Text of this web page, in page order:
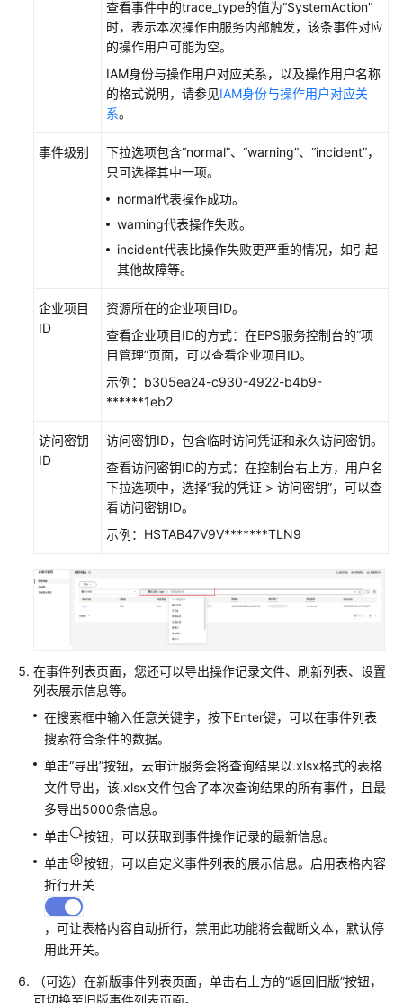
AOM
事
云
移
AOM
1.0
至
AOM
2.0
最
实
践
（1.0）
常
见
问
（1.0）
视
查看事件中的trace_type的值为“SystemAction”
时，表示本次操作由服务内部触发，该条事件对应
的操作用户可能为空。
IAM身份与操作用户对应关系，以及操作用户名称
的格式说明，请参见IAM身份与操作用户对应关
系。
事件级别
下拉选项包含“normal”、“warning”、“incident”，
只可选择其中一项。
normal代表操作成功。
warning代表操作失败。
incident代表比操作失败更严重的情况，如引起
其他故障等。
企业项目
ID
资源所在的企业项目ID。
查看企业项目ID的方式：在EPS服务控制台的“项
目管理”页面，可以查看企业项目ID。
示例：b305ea24-c930-4922-b4b9-
******1eb2
访问密钥
ID
访问密钥ID，包含临时访问凭证和永久访问密钥。
查看访问密钥ID的方式：在控制台右上方，用户名
下拉选项中，选择“我的凭证 > 访问密钥”，可以查
看访问密钥ID。
示例：HSTAB47V9V*******TLN9
在事件列表页面，您还可以导出操作记录文件、刷新列表、设置
列表展示信息等。
在搜索框中输入任意关键字，按下Enter键，可以在事件列表
搜索符合条件的数据。
单击“导出”按钮，云审计服务会将查询结果以.xlsx格式的表格
文件导出，该.xlsx文件包含了本次查询结果的所有事件，且最
多导出5000条信息。
单击
按钮，可以获取到事件操作记录的最新信息。
单击
按钮，可以自定义事件列表的展示信息。启用表格内容
折行开关
，可让表格内容自动折行，禁用此功能将会截断文本，默认停
用此开关。
（可选）在新版事件列表页面，单击右上方的“返回旧版”按钮，
可切换至旧版事件列表页面。